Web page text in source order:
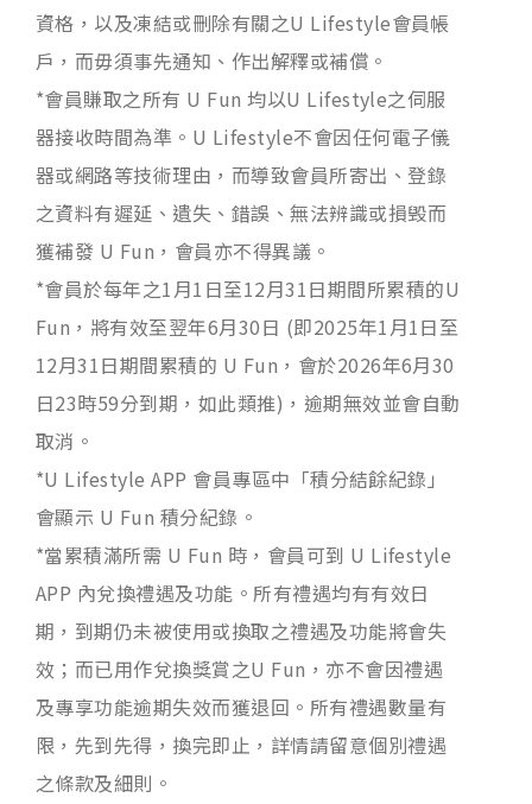
資格，以及凍結或刪除有關之U Lifestyle會員帳
戶，而毋須事先通知、作出解釋或補償。
*會員賺取之所有 U Fun 均以U Lifestyle之伺服
器接收時間為準。U Lifestyle不會因任何電子儀
器或網路等技術理由，而導致會員所寄出、登錄
之資料有遲延、遺失、錯誤、無法辨識或損毁而
獲補發 U Fun，會員亦不得異議。
*會員於每年之1月1日至12月31日期間所累積的U
Fun，將有效至翌年6月30日 (即2025年1月1日至
12月31日期間累積的 U Fun，會於2026年6月30
日23時59分到期，如此類推)，逾期無效並會自動
取消。
*U Lifestyle APP 會員專區中「積分結餘紀錄」
會顯示 U Fun 積分紀錄。
*當累積滿所需 U Fun 時，會員可到 U Lifestyle
APP 內兌換禮遇及功能。所有禮遇均有有效日
期，到期仍未被使用或換取之禮遇及功能將會失
效；而已用作兌換獎賞之U Fun，亦不會因禮遇
及專享功能逾期失效而獲退回。所有禮遇數量有
限，先到先得，換完即止，詳情請留意個別禮遇
之條款及細則。